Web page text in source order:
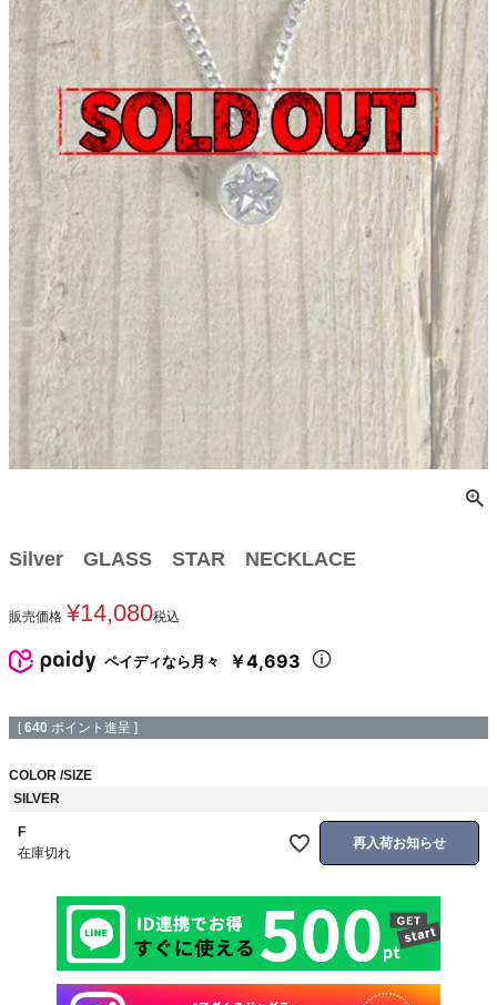
Silver GLASS STAR NECKLACE
販売価格 ¥14,080税込
ペイディなら月々 ￥4,693
[ 640 ポイント進呈 ]
COLOR SIZE
SILVER
F
在庫切れ
再入荷お知らせ